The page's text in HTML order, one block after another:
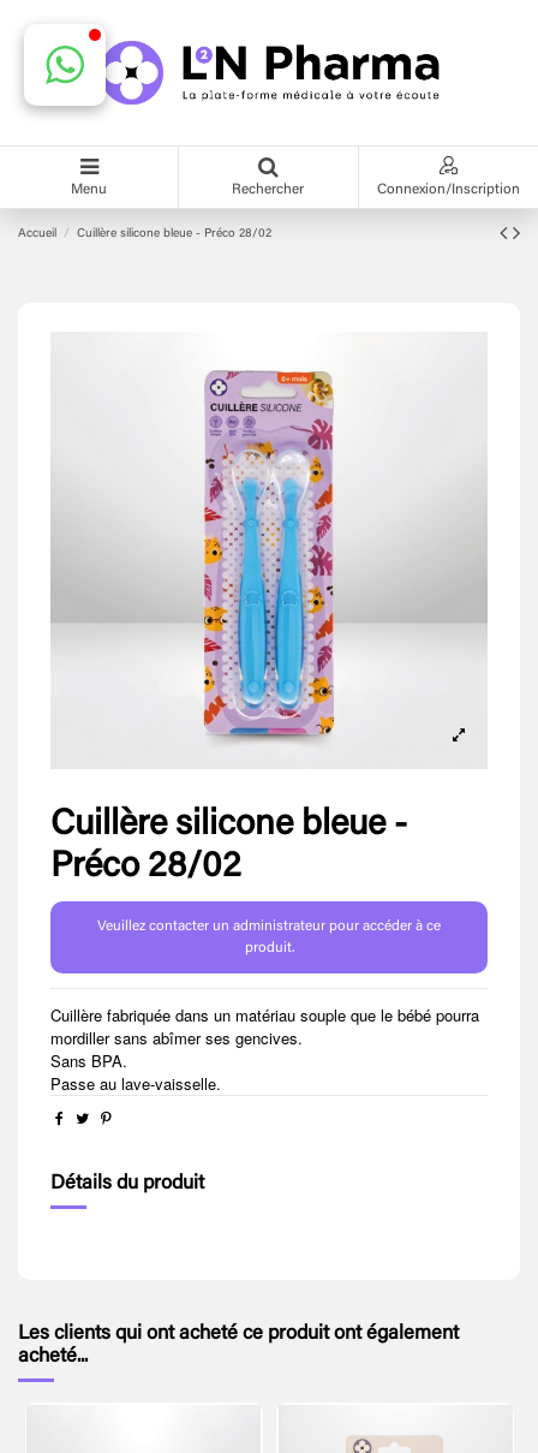
Menu Rechercher Connexion/Inscription
Accueil Cuillère silicone bleue - Préco 28/02
Cuillère silicone bleue -
Préco 28/02
Veuillez contacter un administrateur pour accéder à ce
produit.
Cuillère fabriquée dans un matériau souple que le bébé pourra
mordiller sans abîmer ses gencives.
Sans BPA.
Passe au lave-vaisselle.
Détails du produit
Les clients qui ont acheté ce produit ont également
acheté...